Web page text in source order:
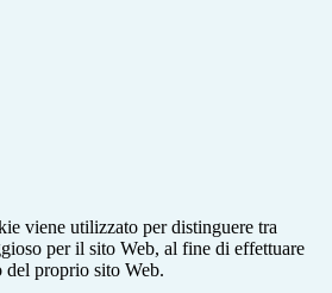
viene utilizzato per distinguere tra
per il sito Web, al fine di effettuare
proprio sito Web.